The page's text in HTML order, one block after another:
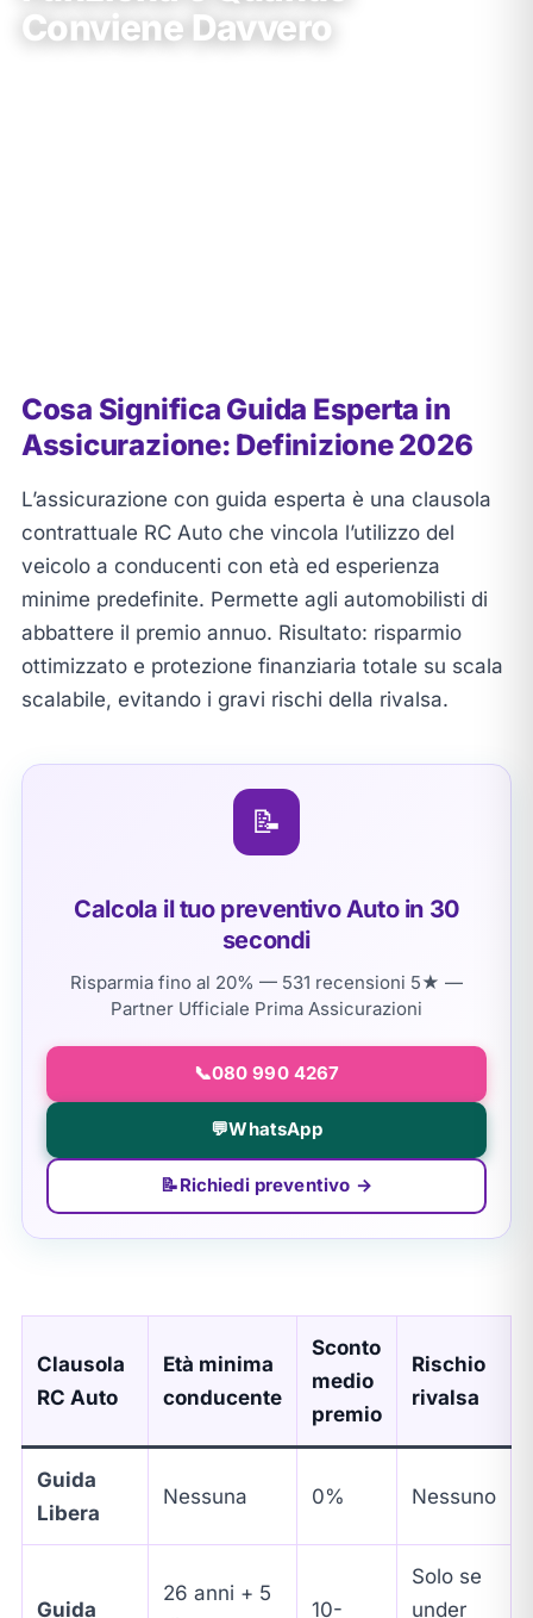
Conviene Davvero
Cosa Significa Guida Esperta in
Assicurazione: Definizione 2026
L’assicurazione con guida esperta è una clausola
contrattuale RC Auto che vincola l’utilizzo del
veicolo a conducenti con età ed esperienza
minime predefinite. Permette agli automobilisti di
abbattere il premio annuo. Risultato: risparmio
ottimizzato e protezione finanziaria totale su scala
scalabile, evitando i gravi rischi della rivalsa.
📝
Calcola il tuo preventivo Auto in 30
secondi
Risparmia fino al 20% — 531 recensioni 5★ —
Partner Ufficiale Prima Assicurazioni
📞080 990 4267
💬WhatsApp
📝Richiedi preventivo →
Clausola
RC Auto
Età minima
conducente
Sconto
medio
premio
Rischio
rivalsa
Guida
Libera
Nessuna 0% Nessuno
Guida
26 anni + 5
10-
Solo se
under